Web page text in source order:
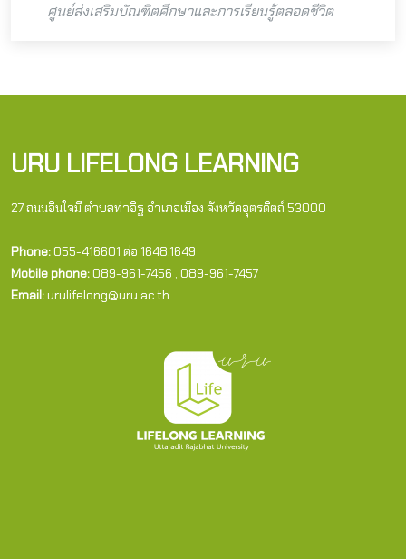
ศูนย์ส่งเสริมบัณฑิตศึกษาและการเรียนรู้ตลอดชีวิต
URU LIFELONG LEARNING
27 ถนนอินใจมี ตำบลท่าอิฐ อำเภอเมือง จังหวัดอุตรดิตถ์ 53000
Phone:055-416601 ต่อ 1648,1649
Mobile phone:089-961-7456 , 089-961-7457
Email:urulifelong@uru.ac.th